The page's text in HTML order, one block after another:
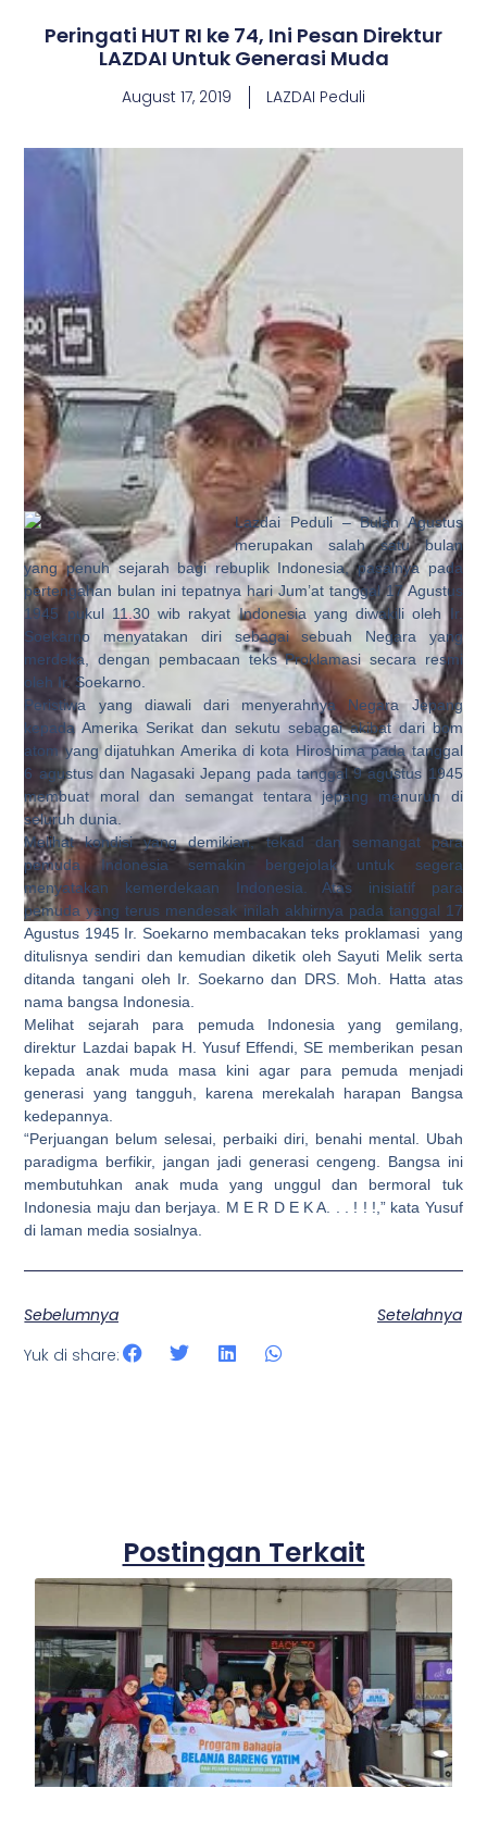
Peringati HUT RI ke 74, Ini Pesan Direktur
LAZDAI Untuk Generasi Muda
August 17, 2019 LAZDAI Peduli
Lazdai Peduli – Bulan Agustus
merupakan salah satu bulan
yang penuh sejarah bagi rebuplik Indonesia, pasalnya pada
pertengahan bulan ini tepatnya hari Jum’at tanggal 17 Agustus
1945 pukul 11.30 wib rakyat Indonesia yang diwakili oleh Ir.
Soekarno menyatakan diri sebagai sebuah Negara yang
merdeka, dengan pembacaan teks Proklamasi secara resmi
oleh Ir. Soekarno.
Peristiwa yang diawali dari menyerahnya Negara Jepang
kepada Amerika Serikat dan sekutu sebagai akibat dari bom
atom yang dijatuhkan Amerika di kota Hiroshima pada tanggal
6 agustus dan Nagasaki Jepang pada tanggal 9 agustus 1945
membuat moral dan semangat tentara jepang menurun di
seluruh dunia.
Melihat kondisi yang demikian, tekad dan semangat para
pemuda Indonesia semakin bergejolak untuk segera
menyatakan kemerdekaan Indonesia. Atas inisiatif para
pemuda yang terus mendesak inilah akhirnya pada tanggal 17
Agustus 1945 Ir. Soekarno membacakan teks proklamasi yang
ditulisnya sendiri dan kemudian diketik oleh Sayuti Melik serta
ditanda tangani oleh Ir. Soekarno dan DRS. Moh. Hatta atas
nama bangsa Indonesia.
Melihat sejarah para pemuda Indonesia yang gemilang,
direktur Lazdai bapak H. Yusuf Effendi, SE memberikan pesan
kepada anak muda masa kini agar para pemuda menjadi
generasi yang tangguh, karena merekalah harapan Bangsa
kedepannya.
“Perjuangan belum selesai, perbaiki diri, benahi mental. Ubah
paradigma berfikir, jangan jadi generasi cengeng. Bangsa ini
membutuhkan anak muda yang unggul dan bermoral tuk
Indonesia maju dan berjaya. M E R D E K A. . . ! ! !,” kata Yusuf
di laman media sosialnya.
Sebelumnya
Setelahnya
Yuk di share:
Postingan Terkait